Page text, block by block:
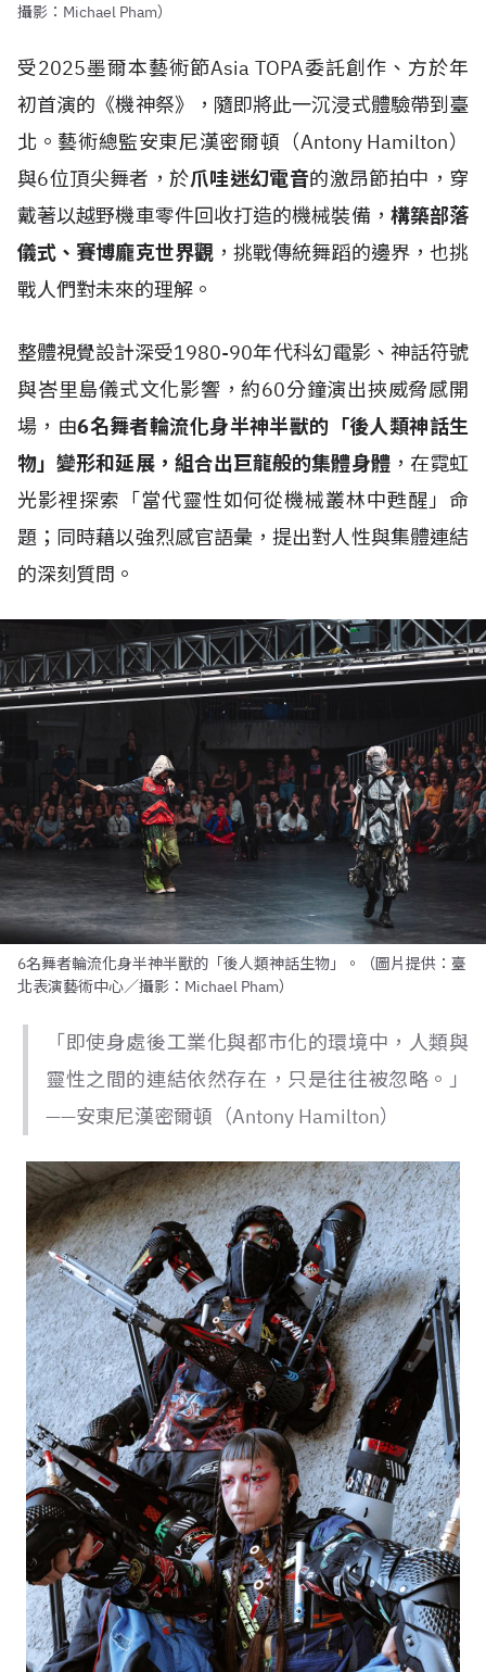
攝影：Michael Pham）
受2025墨爾本藝術節Asia TOPA委託創作、方於年
初首演的《機神祭》，隨即將此一沉浸式體驗帶到臺
北。藝術總監安東尼漢密爾頓（Antony Hamilton）
與6位頂尖舞者，於爪哇迷幻電音的激昂節拍中，穿
戴著以越野機車零件回收打造的機械裝備， 構築部落
儀式、賽博龐克世界觀，挑戰傳統舞蹈的邊界，也挑
戰人們對未來的理解。
整體視覺設計深受1980-90年代科幻電影、神話符號
與峇里島儀式文化影響，約60分鐘演出挾威脅感開
場，由6名舞者輪流化身半神半獸的「後人類神話生
物」變形和延展，組合出巨龍般的集體身體，在霓虹
光影裡探索「當代靈性如何從機械叢林中甦醒」命
題；同時藉以強烈感官語彙，提出對人性與集體連結
的深刻質問。
6名舞者輪流化身半神半獸的「後人類神話生物」。（圖片提供：臺
北表演藝術中心／攝影：Michael Pham）
「即使身處後工業化與都市化的環境中，人類與
靈性之間的連結依然存在，只是往往被忽略。」
——安東尼漢密爾頓（Antony Hamilton）